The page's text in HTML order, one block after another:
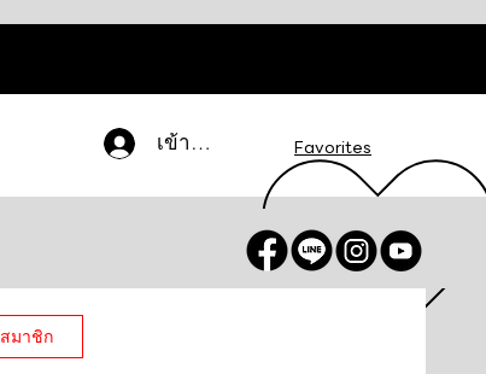
เข้าสู่ระบบ Favorites
มาชิก